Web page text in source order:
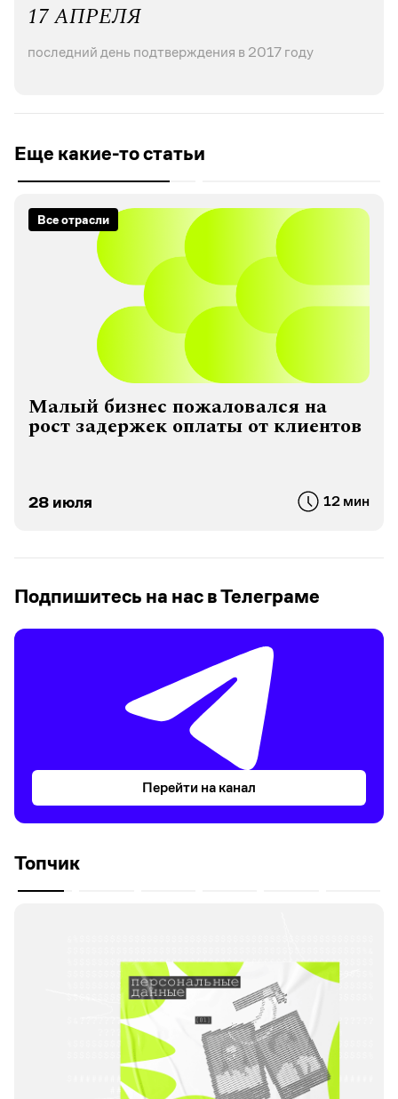
17 АПРЕЛЯ
последний день подтверждения в 2017 году
Еще какие-то статьи
Все отрасли
Малый бизнес пожаловался на
рост задержек оплаты от клиентов
28 июля 12 мин
Подпишитесь на нас в Телеграме
Перейти на канал
Топчик